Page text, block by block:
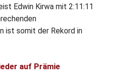
Edwin Kirwa mit 2:11:11
ist somit der Rekord in
auf Prämie